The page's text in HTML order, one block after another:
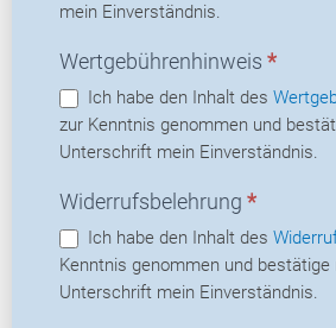
mein Einverständnis.
Wertgebührenhinweis *
Ich habe den Inhalt des
zur Kenntnis genommen und
Unterschrift mein Einverständnis.
Widerrufsbelehrung *
Ich habe den Inhalt des
Kenntnis genommen und
Unterschrift mein Einverständnis.